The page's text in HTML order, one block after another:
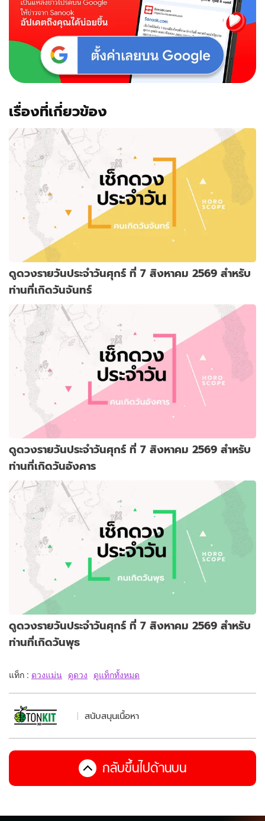
เรื่องที่เกี่ยวข้อง
ดูดวงรายวันประจำวันศุกร์ ที่ 7 สิงหาคม 2569 สำหรับ
ท่านที่เกิดวันจันทร์
ดูดวงรายวันประจำวันศุกร์ ที่ 7 สิงหาคม 2569 สำหรับ
ท่านที่เกิดวันอังคาร
ดูดวงรายวันประจำวันศุกร์ ที่ 7 สิงหาคม 2569 สำหรับ
ท่านที่เกิดวันพุธ
แท็ก : ดวงแม่น ดูดวง ดูแท็กทั้งหมด
สนับสนุนเนื้อหา
กลับขึ้นไปด้านบน